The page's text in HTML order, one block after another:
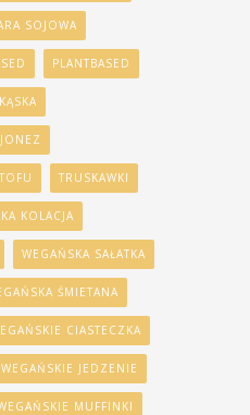
SOJOWA
PLANTBASED
TOFU TRUSKAWKI
KOLACJA
WEGAŃSKA SAŁATKA
ŚMIETANA
CIASTECZKA
WEGAŃSKIE JEDZENIE
MUFFINKI